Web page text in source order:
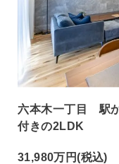
六本木一丁目 駅
付きの2LDK
31,980万円(税込)